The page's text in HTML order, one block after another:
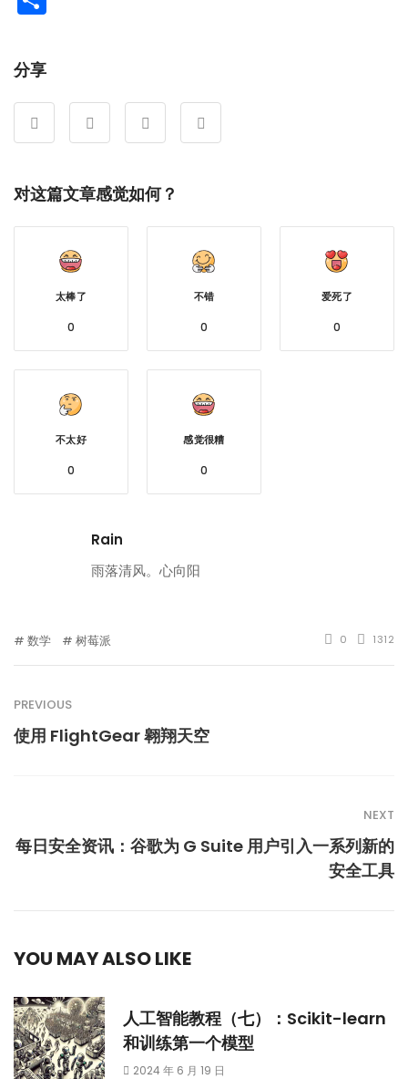
分享
对这篇文章感觉如何？
太棒了
0
不错
0
爱死了
0
不太好
0
感觉很糟
0
Rain
雨落清风。心向阳
数学 树莓派 0 1312
PREVIOUS
使用 FlightGear 翱翔天空
NEXT
每日安全资讯：谷歌为 G Suite 用户引入一系列新的
安全工具
YOU MAY ALSO LIKE
人工智能教程（七）：Scikit-learn
和训练第一个模型
2024 年 6 月 19 日